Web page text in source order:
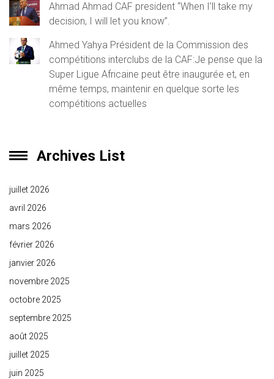
Ahmad Ahmad CAF president “When I’ll take my
decision, I will let you know”.
Ahmed Yahya Président de la Commission des
compétitions interclubs de la CAF:Je pense que la
Super Ligue Africaine peut être inaugurée et, en
même temps, maintenir en quelque sorte les
compétitions actuelles
Archives List
juillet 2026
avril 2026
mars 2026
février 2026
janvier 2026
novembre 2025
octobre 2025
septembre 2025
août 2025
juillet 2025
juin 2025